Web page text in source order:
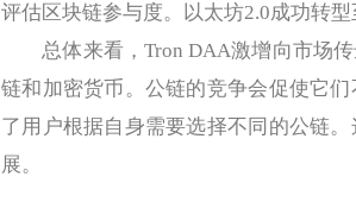
评估区块链参与度。以太坊2.0成功转
总体来看，Tron DAA激增向市场传
链和加密货币。公链的竞争会促使它
了用户根据自身需要选择不同的公链
展。